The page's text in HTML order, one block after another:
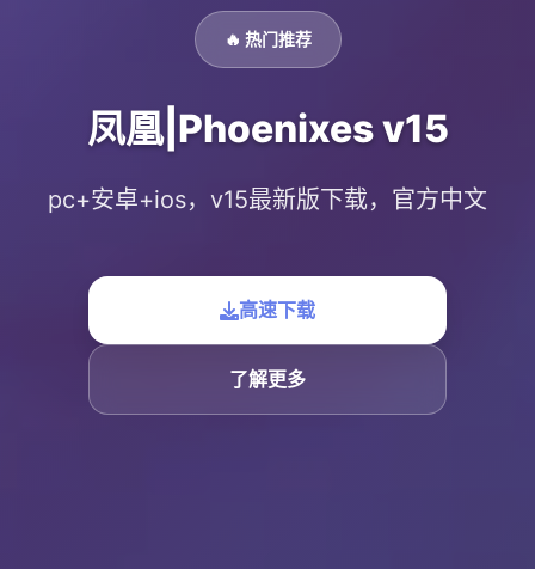
🔥 热门推荐
凤凰|Phoenixes v15
pc+安卓+ios，v15最新版下载，官方中文
高速下载
了解更多